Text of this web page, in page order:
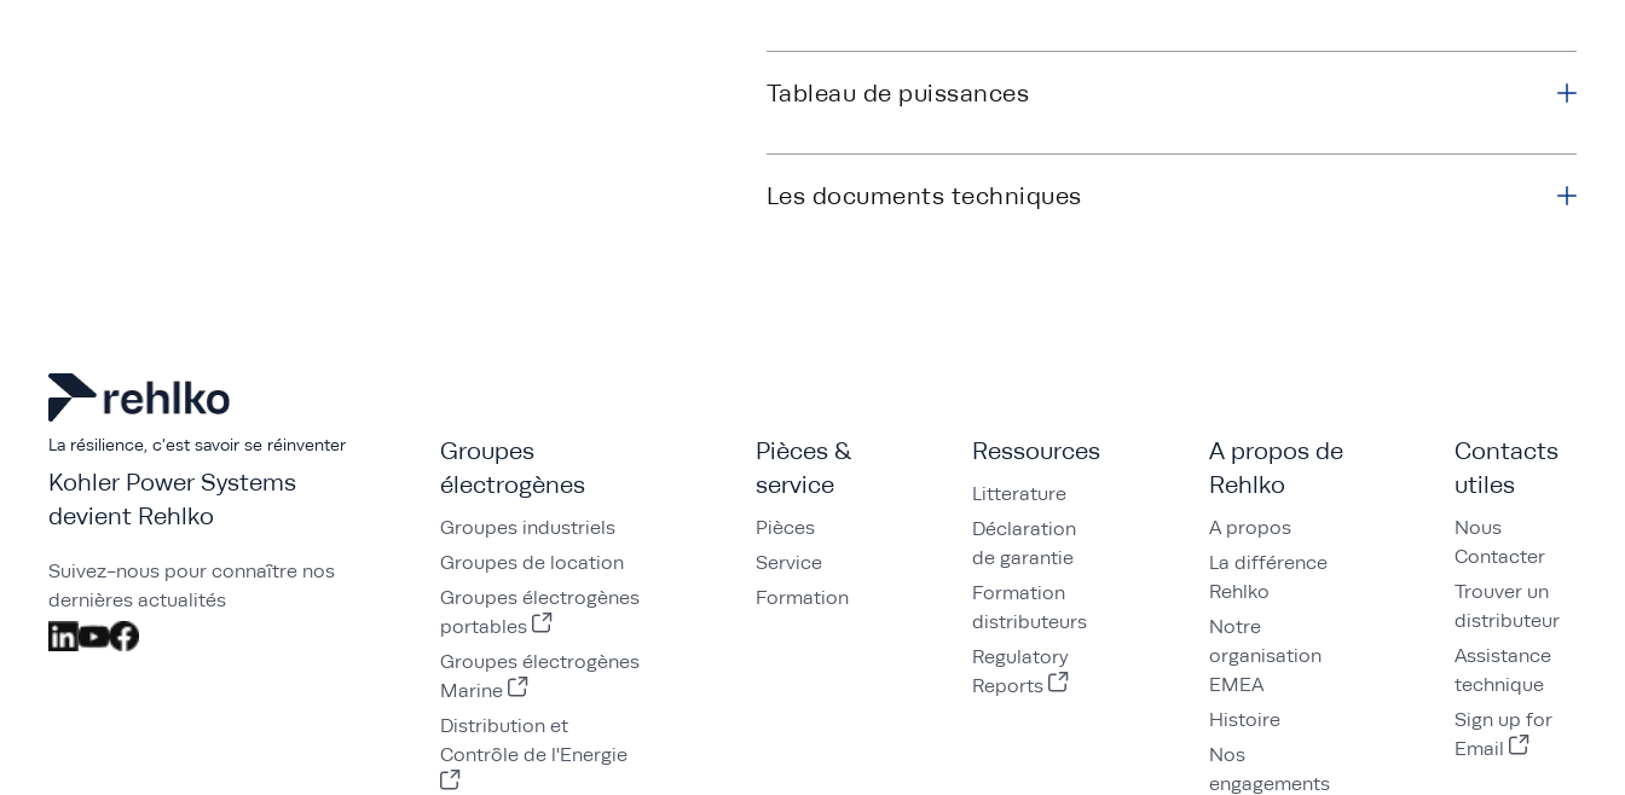
Tableau de puissances
Les documents techniques
La résilience, c'est savoir se réinventer
Kohler Power Systems
devient Rehlko
Suivez-nous pour connaître nos
dernières actualités
Groupes
électrogènes
Groupes industriels
Groupes de location
Groupes électrogènes
portables
Groupes électrogènes
Marine
Distribution et
Contrôle de l'Energie
Pièces &
service
Pièces
Service
Formation
Ressources
Litterature
Déclaration
de garantie
Formation
distributeurs
Regulatory
Reports
A propos de
Rehlko
A propos
La différence
Rehlko
Notre
organisation
EMEA
Histoire
Nos
engagements
Contacts
utiles
Nous
Contacter
Trouver un
distributeur
Assistance
technique
Sign up for
Email